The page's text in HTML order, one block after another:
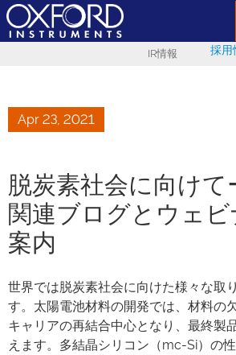
IR情報 採用
Apr 23, 2021
脱炭素社会に向けて
関連ブログとウェ
案内
世界では脱炭素社会に向けた様々な取
す。太陽電池材料の開発では、材料の
キャリアの再結合中心となり、最終製
えます。多結晶シリコン（mc-Si）の